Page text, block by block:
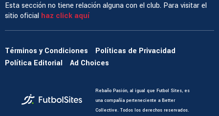
Esta sección no tiene relación alguna con el club. Para visitar el
sitio oficial haz click aquí
Términos y Condiciones
Políticas de Privacidad
Política Editorial
Ad Choices
Rebaño Pasión, al igual que Futbol Sites, es
una compañía perteneciente a Better
Collective. Todos los derechos reservados.